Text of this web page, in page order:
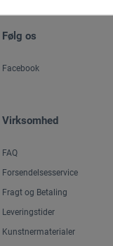
Følg os
Facebook
Virksomhed
FAQ
Forsendelsesservice
Fragt og Betaling
Leveringstider
Kunstnermaterialer